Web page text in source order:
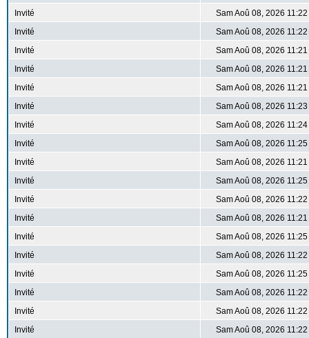
Invité
Sam Aoû 08, 2026
Invité
Sam Aoû 08, 2026
Invité
Sam Aoû 08, 2026
Invité
Sam Aoû 08, 2026
Invité
Sam Aoû 08, 2026
Invité
Sam Aoû 08, 2026
Invité
Sam Aoû 08, 2026
Invité
Sam Aoû 08, 2026
Invité
Sam Aoû 08, 2026
Invité
Sam Aoû 08, 2026
Invité
Sam Aoû 08, 2026
Invité
Sam Aoû 08, 2026
Invité
Sam Aoû 08, 2026
Invité
Sam Aoû 08, 2026
Invité
Sam Aoû 08, 2026
Invité
Sam Aoû 08, 2026
Invité
Sam Aoû 08, 2026
Invité
Sam Aoû 08, 2026